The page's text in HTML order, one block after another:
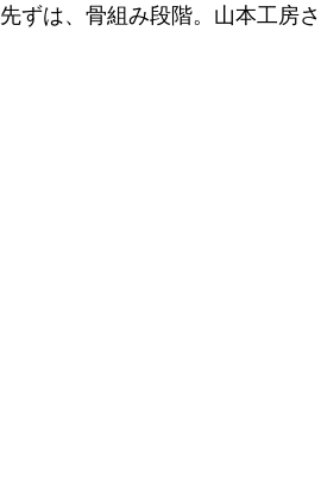
先ずは、骨組み段階。山本工房